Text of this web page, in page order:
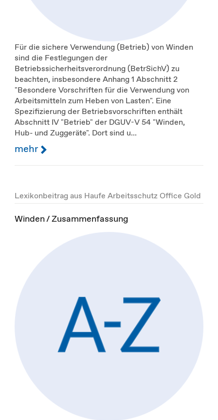
Für die sichere Verwendung (Betrieb) von Winden
sind die Festlegungen der
Betriebssicherheitsverordnung (BetrSichV) zu
beachten, insbesondere Anhang 1 Abschnitt 2
"Besondere Vorschriften für die Verwendung von
Arbeitsmitteln zum Heben von Lasten". Eine
Spezifizierung der Betriebsvorschriften enthält
Abschnitt IV "Betrieb" der DGUV-V 54 "Winden,
Hub- und Zuggeräte". Dort sind u...
mehr
Lexikonbeitrag aus Haufe Arbeitsschutz Office Gold
Winden / Zusammenfassung